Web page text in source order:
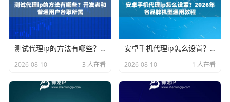
测试代理ip的方法有哪些？开发者和普通用户各取所需
2026-08-10 3 人在看
安卓手机代理ip怎么设置？2026年各品牌机型通用教程
2026-08-10 1 人在看